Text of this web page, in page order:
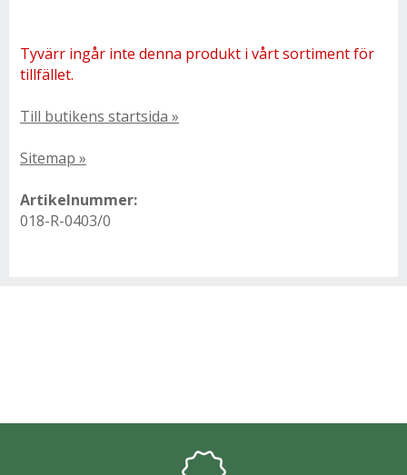
Tyvärr ingår inte denna produkt i vårt sortiment för
tillfället.
Till butikens startsida »
Sitemap »
Artikelnummer:
018-R-0403/0